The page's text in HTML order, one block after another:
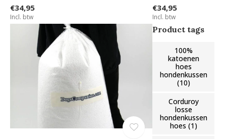
€34,95
Incl. btw
€34,95
Incl. btw
Product tags
100%
katoenen
hoes
hondenkussen
(10)
Corduroy
losse
hondenkussen
hoes (1)